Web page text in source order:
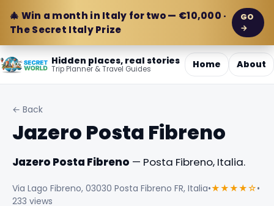
🎄 Win a month in Italy for two — €10,000 ·
The Secret Italy Prize
GO
→
Hidden places, real stories
Trip Planner & Travel Guides Home About
← Back
Jazero Posta Fibreno
Jazero Posta Fibreno — Posta Fibreno, Italia.
Via Lago Fibreno, 03030 Posta Fibreno FR, Italia•★★★★☆•
233 views